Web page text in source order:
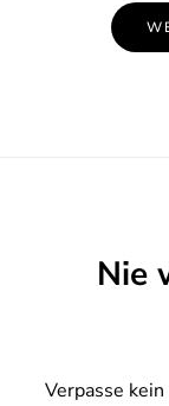
Beitrags-
Navigation
Nie
Verpasse